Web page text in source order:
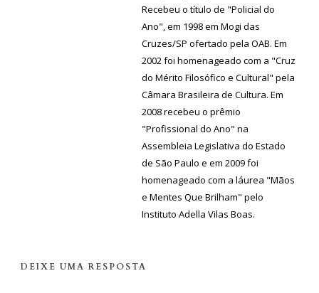
Recebeu o título de "Policial do
Ano", em 1998 em Mogi das
Cruzes/SP ofertado pela OAB. Em
2002 foi homenageado com a "Cruz
do Mérito Filosófico e Cultural" pela
Câmara Brasileira de Cultura. Em
2008 recebeu o prêmio
"Profissional do Ano" na
Assembleia Legislativa do Estado
de São Paulo e em 2009 foi
homenageado com a láurea "Mãos
e Mentes Que Brilham" pelo
Instituto Adella Vilas Boas.
DEIXE UMA RESPOSTA